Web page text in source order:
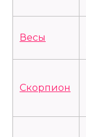
Весы
Скорпион